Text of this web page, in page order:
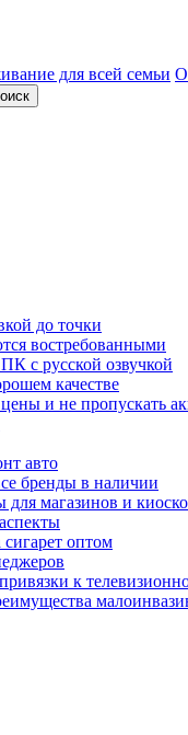
для всей семьи
до точки
востребованными
с русской озвучкой
качестве
и не пропускать
авто
бренды в наличии
магазинов и
оптом
к